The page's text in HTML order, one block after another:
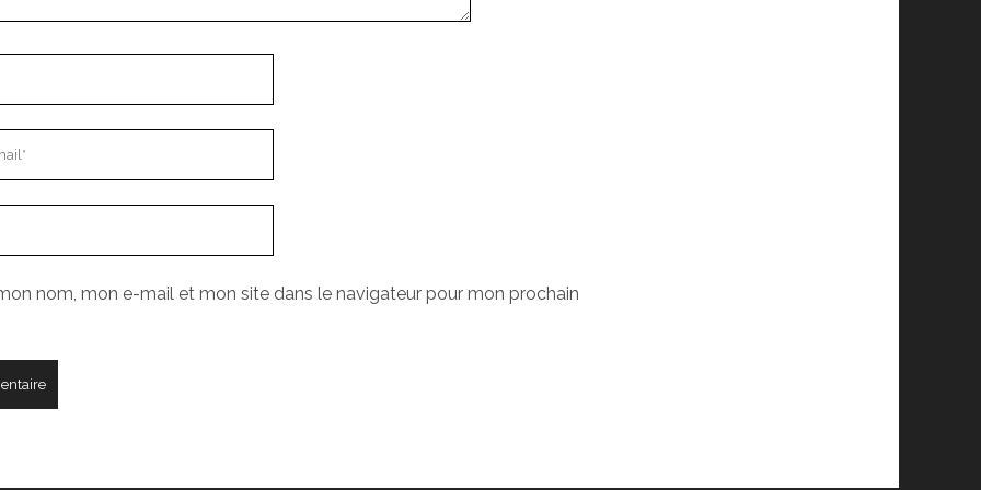
nom, mon e-mail et mon site dans le navigateur pour mon prochain